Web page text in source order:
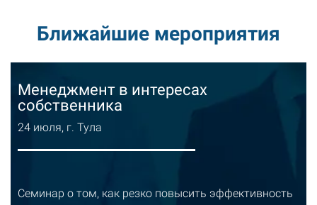
Ближайшие мероприятия
Менеджмент в интересах
собственника
24 июля, г. Тула
Семинар о том, как резко повысить эффективность